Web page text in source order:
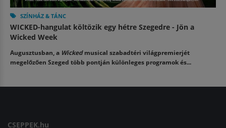
SZÍNHÁZ & TÁNC
WICKED-hangulat költözik egy hétre Szegedre - Jön a
Wicked Week
Augusztusban, a Wickedmusical szabadtéri világpremierjét
megelőzően Szeged több pontján különleges programok és...
CSEPPEK.hu